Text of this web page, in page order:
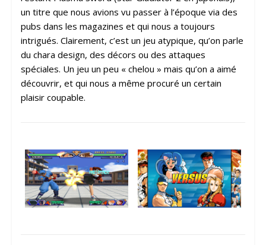
un titre que nous avions vu passer à l’époque via des
pubs dans les magazines et qui nous a toujours
intrigués. Clairement, c’est un jeu atypique, qu’on parle
du chara design, des décors ou des attaques
spéciales. Un jeu un peu « chelou » mais qu’on a aimé
découvrir, et qui nous a même procuré un certain
plaisir coupable.